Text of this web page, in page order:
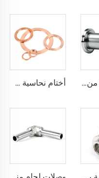
محول فراغ من الفولاذ المقاوم للصدأ SS304 وSS316L برأس مزدوج حسب المعيار ISO-K، موصل كامل حسب المعايير ISO63-ISO200، تركيبات أنابيب عالية الجودة أختام نحاسية خالية من الأوكسجين (OFHC) فراغ عالي جداً، غسالة معدنية خالية من الأوكسجين، تركيبات لشفاه CF16-CF350، وصلة نحاسية صلبة مستقيمة